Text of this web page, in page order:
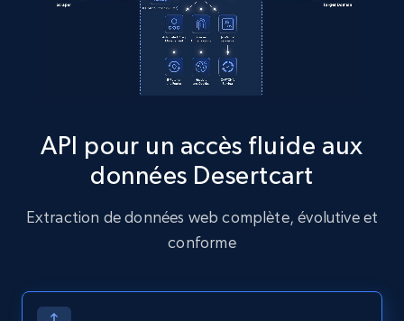
Zillow properties listing information
Zpid, City, State, HomeStatus, Address,
and more.
Discover by custom filters - location, home
API pour un accès fluide aux
données Desertcart
Extraction de données web complète, évolutive et
conforme